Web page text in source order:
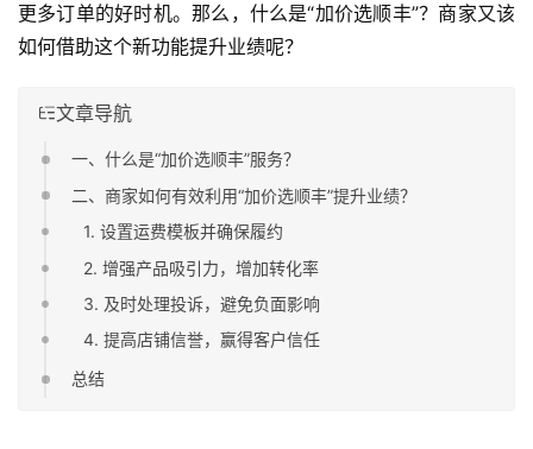
更多订单的好时机。那么，什么是“加价选顺丰”？商家又该
如何借助这个新功能提升业绩呢？
文章导航
一、什么是“加价选顺丰”服务？
二、商家如何有效利用“加价选顺丰”提升业绩？
1. 设置运费模板并确保履约
2. 增强产品吸引力，增加转化率
3. 及时处理投诉，避免负面影响
4. 提高店铺信誉，赢得客户信任
总结